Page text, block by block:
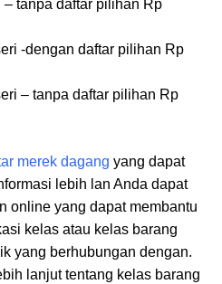
tanpa daftar pilihan Rp
-dengan daftar pilihan Rp
– tanpa daftar pilihan Rp
merek dagang yang dapat
lebih lan Anda dapat
online yang dapat membantu
kelas atau kelas barang
yang berhubungan dengan.
lanjut tentang kelas barang